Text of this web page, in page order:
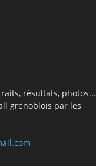
résultats, photos...
grenoblois par les